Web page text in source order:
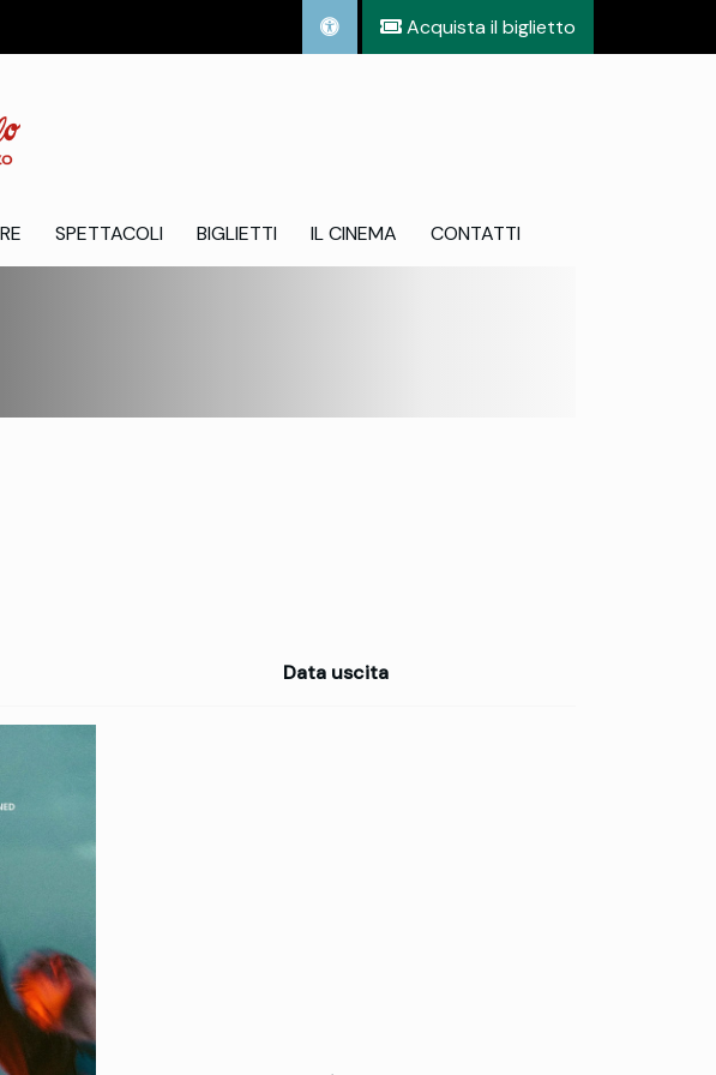
Acquista il biglietto
SPETTACOLI BIGLIETTI IL CINEMA CONTATTI
Data uscita